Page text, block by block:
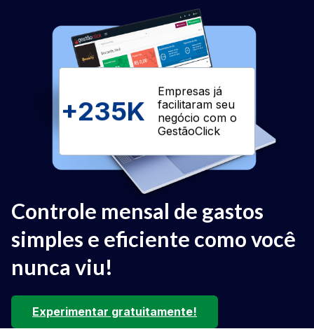
+235K
Empresas já
facilitaram seu
negócio com o
GestãoClick
Controle mensal de gastos
simples e eficiente como você
nunca viu!
Experimentar gratuitamente!